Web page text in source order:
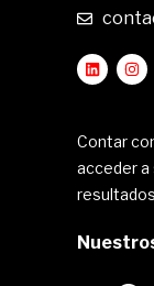
Contar
acceder